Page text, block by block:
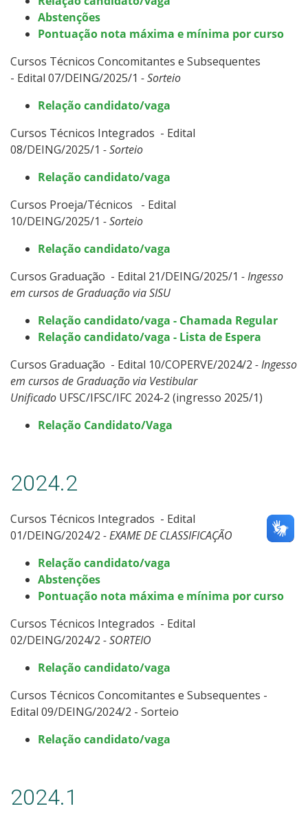
Abstenções
Pontuação nota máxima e mínima por curso
Cursos Técnicos Concomitantes e Subsequentes
- Edital 07/DEING/2025/1 - Sorteio
Relação candidato/vaga
Cursos Técnicos Integrados - Edital
08/DEING/2025/1 - Sorteio
Relação candidato/vaga
Cursos Proeja/Técnicos - Edital
10/DEING/2025/1 - Sorteio
Relação candidato/vaga
Cursos Graduação - Edital 21/DEING/2025/1 - Ingesso
em cursos de Graduação via SISU
Relação candidato/vaga - Chamada Regular
Relação candidato/vaga - Lista de Espera
Cursos Graduação - Edital 10/COPERVE/2024/2 - Ingesso
em cursos de Graduação via Vestibular
Unificado UFSC/IFSC/IFC 2024-2 (ingresso 2025/1)
Relação Candidato/Vaga
2024.2
Cursos Técnicos Integrados - Edital
01/DEING/2024/2 - EXAME DE CLASSIFICAÇÃO
Relação candidato/vaga
Abstenções
Pontuação nota máxima e mínima por curso
Cursos Técnicos Integrados - Edital
02/DEING/2024/2 - SORTEIO
Relação candidato/vaga
Cursos Técnicos Concomitantes e Subsequentes -
Edital 09/DEING/2024/2 - Sorteio
Relação candidato/vaga
2024.1